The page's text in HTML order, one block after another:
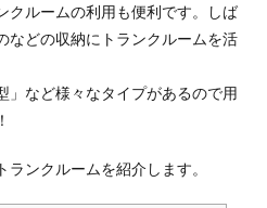
クルームの利用も便利です。しば
などの収納にトランクルームを活
」など様々なタイプがあるので用
ンクルームを紹介します。